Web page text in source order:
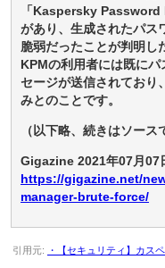
「Kaspersky Password
があり、生成されたパス
脆弱だったことが判明し
KPMの利用者には既に
セージが送信されており
みとのことです。
（以下略、続きはソース
Gigazine 2021年07月07
https://gigazine.net/
manager-brute-force/
引用元: ・【セキュリティ】カス